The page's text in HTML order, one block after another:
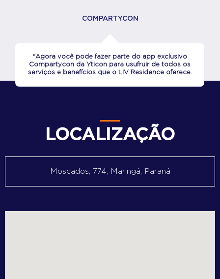
COMPARTYCON
"Agora você pode fazer parte do app exclusivo
Compartycon da Yticon para usufruir de todos os
serviços e benefícios que o LIV Residence oferece.
LOCALIZAÇÃO
Moscados, 774, Maringá, Paraná